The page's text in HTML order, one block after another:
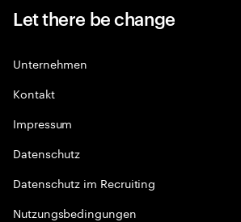
Let there be change
Unternehmen
Kontakt
Impressum
Datenschutz
Datenschutz im Recruiting
Nutzungsbedingungen